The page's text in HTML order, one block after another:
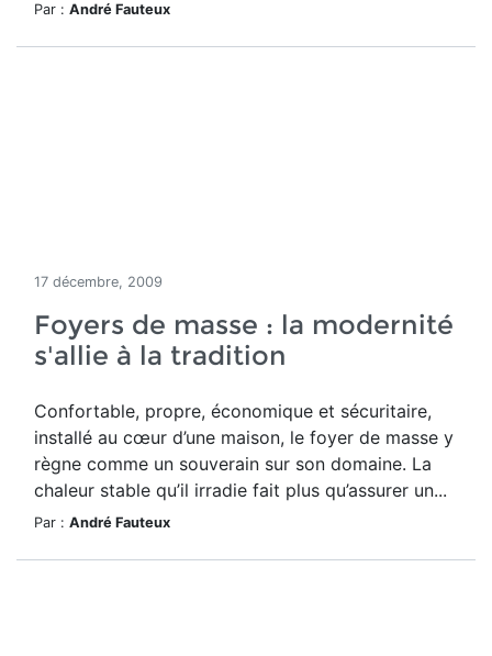
Par : André Fauteux
17 décembre, 2009
Foyers de masse : la modernité
s'allie à la tradition
Confortable, propre, économique et sécuritaire,
installé au cœur d’une maison, le foyer de masse y
règne comme un souverain sur son domaine. La
chaleur stable qu’il irradie fait plus qu’assurer un...
Par : André Fauteux